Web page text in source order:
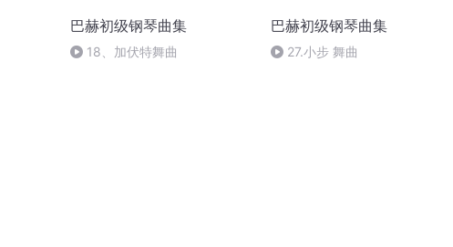
巴赫初级钢琴曲集
18、加伏特舞曲
巴赫初级钢琴曲集
27.小步 舞曲